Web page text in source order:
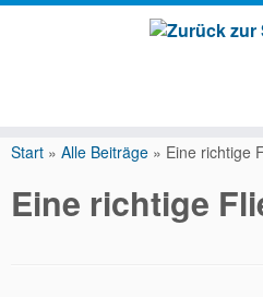
Inhalt
Start » Alle Beiträge » Eine richtige
Eine richtige